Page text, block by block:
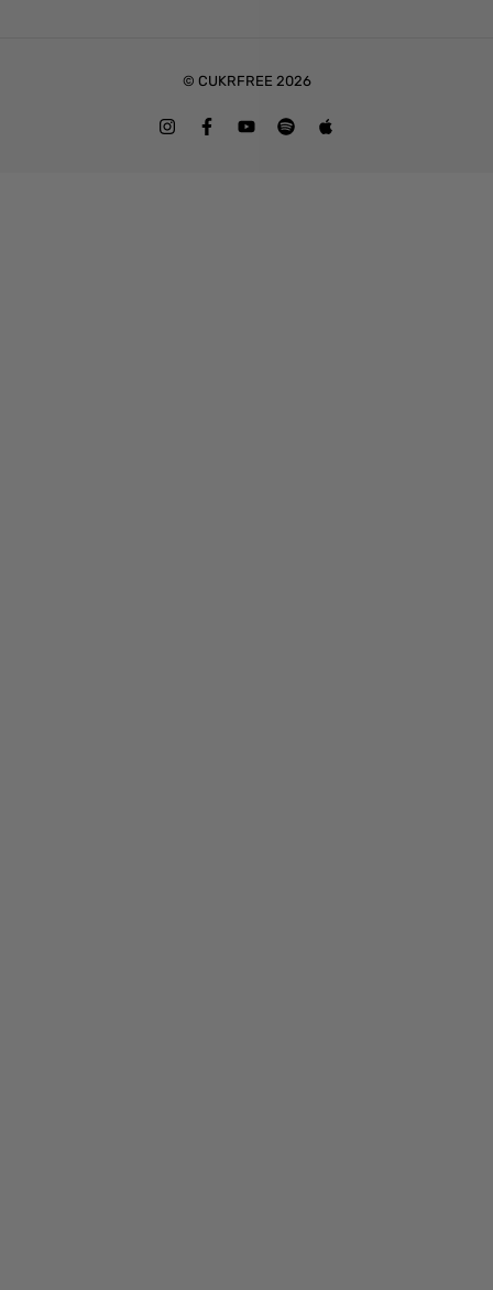
© CUKRFREE 2026